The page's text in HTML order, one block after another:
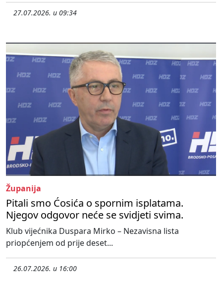
27.07.2026. u 09:34
Županija
Pitali smo Ćosića o spornim isplatama.
Njegov odgovor neće se svidjeti svima.
Klub vijećnika Duspara Mirko – Nezavisna lista
priopćenjem od prije deset...
26.07.2026. u 16:00